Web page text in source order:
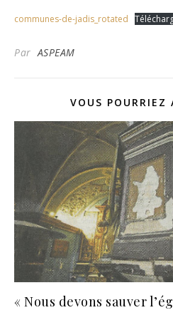
communes-de-jadis_rotated
ParASPEAM
VOUS POURRIEZ
« Nous devons sauver